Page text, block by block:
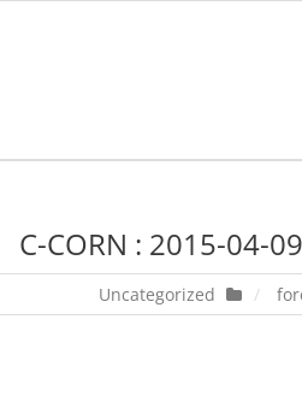
Uncategorized